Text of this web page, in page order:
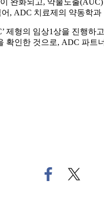
, ADC 치료제의 약동학
제형의 임상1상을 진행
인한 것으로, ADC 파트
페
이
트
위